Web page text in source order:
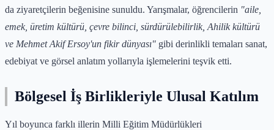
da ziyaretçilerin beğenisine sunuldu. Yarışmalar, öğrencilerin "aile,
emek, üretim kültürü, çevre bilinci, sürdürülebilirlik, Ahilik kültürü
ve Mehmet Akif Ersoy'un fikir dünyası" gibi derinlikli temaları sanat,
edebiyat ve görsel anlatım yollarıyla işlemelerini teşvik etti.
Bölgesel İş Birlikleriyle Ulusal Katılım
Yıl boyunca farklı illerin Milli Eğitim Müdürlükleri